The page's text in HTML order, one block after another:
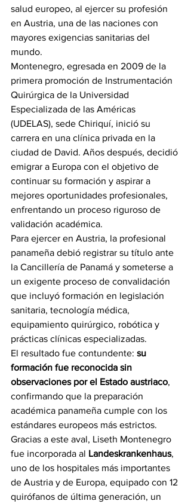
salud europeo, al ejercer su profesión
en Austria, una de las naciones con
mayores exigencias sanitarias del
mundo.
Montenegro, egresada en 2009 de la
primera promoción de Instrumentación
Quirúrgica de la Universidad
Especializada de las Américas
(UDELAS), sede Chiriquí, inició su
carrera en una clínica privada en la
ciudad de David. Años después, decidió
emigrar a Europa con el objetivo de
continuar su formación y aspirar a
mejores oportunidades profesionales,
enfrentando un proceso riguroso de
validación académica.
Para ejercer en Austria, la profesional
panameña debió registrar su título ante
la Cancillería de Panamá y someterse a
un exigente proceso de convalidación
que incluyó formación en legislación
sanitaria, tecnología médica,
equipamiento quirúrgico, robótica y
prácticas clínicas especializadas.
El resultado fue contundente: su
formación fue reconocida sin
observaciones por el Estado austriaco,
confirmando que la preparación
académica panameña cumple con los
estándares europeos más estrictos.
Gracias a este aval, Liseth Montenegro
fue incorporada al Landeskrankenhaus,
uno de los hospitales más importantes
de Austria y de Europa, equipado con 12
quirófanos de última generación, un